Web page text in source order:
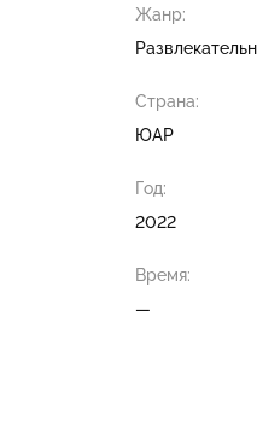
Жанр:
Страна:
ЮАР
Год:
2022
Время:
—